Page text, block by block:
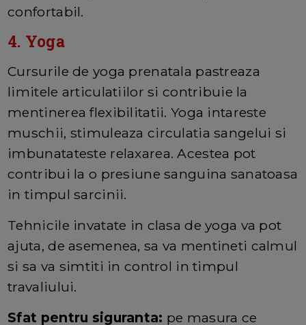
confortabil.
4. Yoga
Cursurile de yoga prenatala pastreaza
limitele articulatiilor si contribuie la
mentinerea flexibilitatii. Yoga intareste
muschii, stimuleaza circulatia sangelui si
imbunatateste relaxarea. Acestea pot
contribui la o presiune sanguina sanatoasa
in timpul sarcinii.
Tehnicile invatate in clasa de yoga va pot
ajuta, de asemenea, sa va mentineti calmul
si sa va simtiti in control in timpul
travaliului.
Sfat pentru siguranta: pe masura ce